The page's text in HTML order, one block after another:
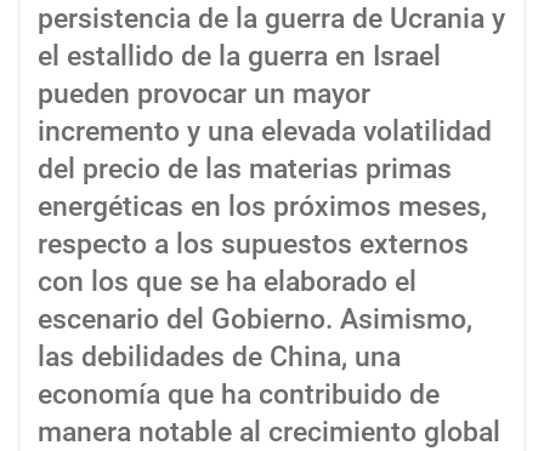
persistencia de la guerra de Ucrania y
el estallido de la guerra en Israel
pueden provocar un mayor
incremento y una elevada volatilidad
del precio de las materias primas
energéticas en los próximos meses,
respecto a los supuestos externos
con los que se ha elaborado el
escenario del Gobierno. Asimismo,
las debilidades de China, una
economía que ha contribuido de
manera notable al crecimiento global